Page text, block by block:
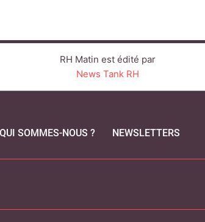
RH Matin est édité par
News Tank RH
QUI SOMMES-NOUS ? NEWSLETTERS